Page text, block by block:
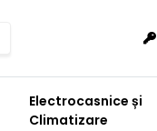
Electrocasnice și
Climatizare